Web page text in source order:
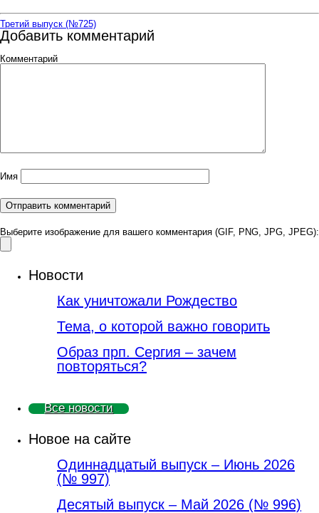
Третий выпуск (№725)
Добавить комментарий
Комментарий
Имя
Выберите изображение для вашего комментария (GIF, PNG, JPG, JPEG):
Новости
Как уничтожали Рождество
Тема, о которой важно говорить
Образ прп. Сергия – зачем
повторяться?
Все новости
Новое на сайте
Одиннадцатый выпуск – Июнь 2026
(№ 997)
Деcятый выпуск – Май 2026 (№ 996)